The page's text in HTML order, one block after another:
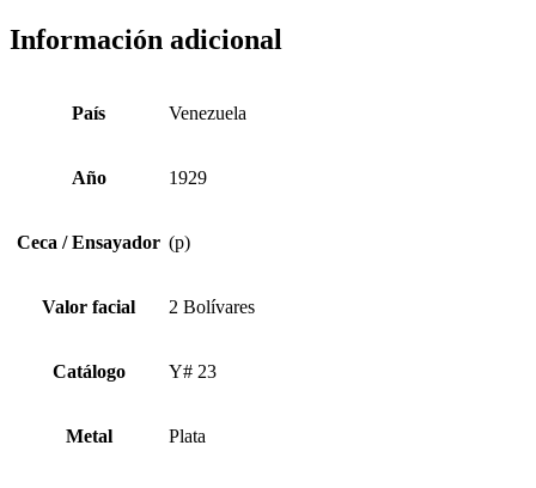
23
cantidad
Información adicional
País Venezuela
Año 1929
Ceca / Ensayador (p)
Valor facial 2 Bolívares
Catálogo Y# 23
Metal Plata